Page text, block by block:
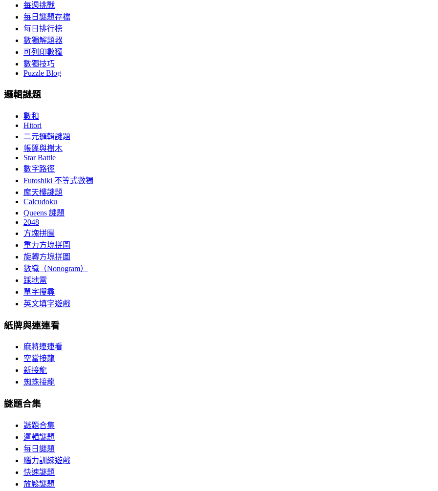
每週挑戰
每日謎題存檔
每日排行榜
數獨解題器
可列印數獨
數獨技巧
Puzzle Blog
邏輯謎題
數和
Hitori
二元邏輯謎題
帳篷與樹木
Star Battle
數字路徑
Futoshiki 不等式數獨
摩天樓謎題
Calcudoku
Queens 謎題
2048
方塊拼圖
重力方塊拼圖
旋轉方塊拼圖
數織（Nonogram）
踩地雷
單字搜尋
英文填字遊戲
紙牌與連連看
麻將連連看
空當接龍
新接龍
蜘蛛接龍
謎題合集
謎題合集
邏輯謎題
每日謎題
腦力訓練遊戲
快速謎題
放鬆謎題